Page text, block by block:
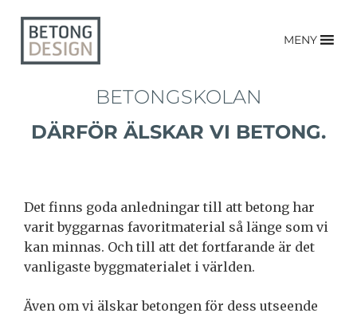
MENY
BETONGSKOLAN
DÄRFÖR ÄLSKAR VI BETONG.
Det finns goda anledningar till att betong har
varit byggarnas favoritmaterial så länge som vi
kan minnas. Och till att det fortfarande är det
vanligaste byggmaterialet i världen.
Även om vi älskar betongen för dess utseende